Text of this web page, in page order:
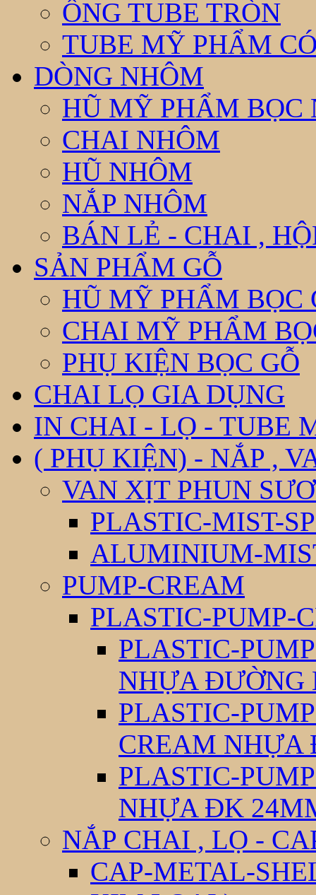
ỐNG TUBE TRÒN
TUBE MỸ PHẨM
DÒNG NHÔM
HŨ MỸ PHẨM BỌC
CHAI NHÔM
HŨ NHÔM
NẮP NHÔM
BÁN LẺ - CHAI ,
SẢN PHẨM GỖ
HŨ MỸ PHẨM BỌC
CHAI MỸ PHẨM
PHỤ KIỆN BỌC GỖ
CHAI LỌ GIA DỤNG
IN CHAI - LỌ - TUBE
( PHỤ KIỆN) - NẮP ,
VAN XỊT PHUN
PLASTIC-MIST-
ALUMINIUM-
PUMP-CREAM
PLASTIC-PUMP-
PLASTIC-
NHỰA ĐƯỜNG
PLASTIC-
CREAM NHỰA
PLASTIC-
NHỰA ĐK
NẮP CHAI , LỌ -
CAP-METAL-